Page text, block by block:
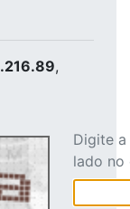
,
Digite
lado no